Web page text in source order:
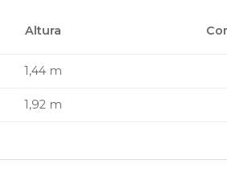
Altura
1,44 m
1,92 m